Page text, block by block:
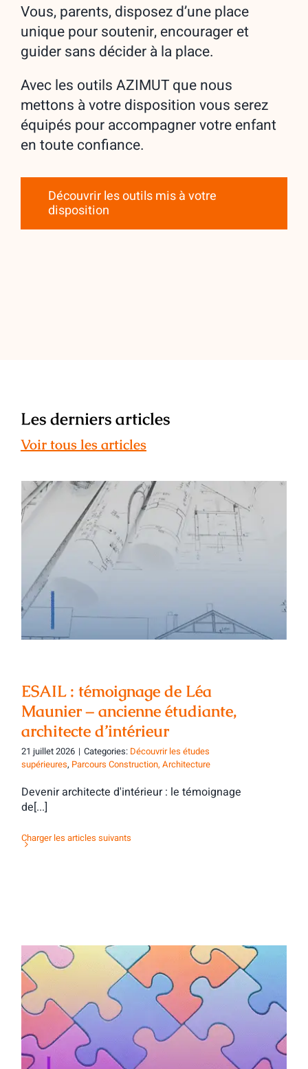
Vous, parents, disposez d’une place
unique pour soutenir, encourager et
guider sans décider à la place.
Avec les outils AZIMUT que nous
mettons à votre disposition vous serez
équipés pour accompagner votre enfant
en toute confiance.
Découvrir les outils mis à votre
disposition
Les derniers articles
Voir tous les articles
ESAIL : témoignage de Léa Maunier –
ancienne étudiante, architecte
ESAIL : témoignage de Léa
Maunier – ancienne étudiante,
architecte d’intérieur
21 juillet 2026 | Categories: Découvrir les études
supérieures, Parcours Construction, Architecture
Devenir architecte d'intérieur : le témoignage
de[...]
Charger les articles suivants
Activité d’orientation : mots & maux